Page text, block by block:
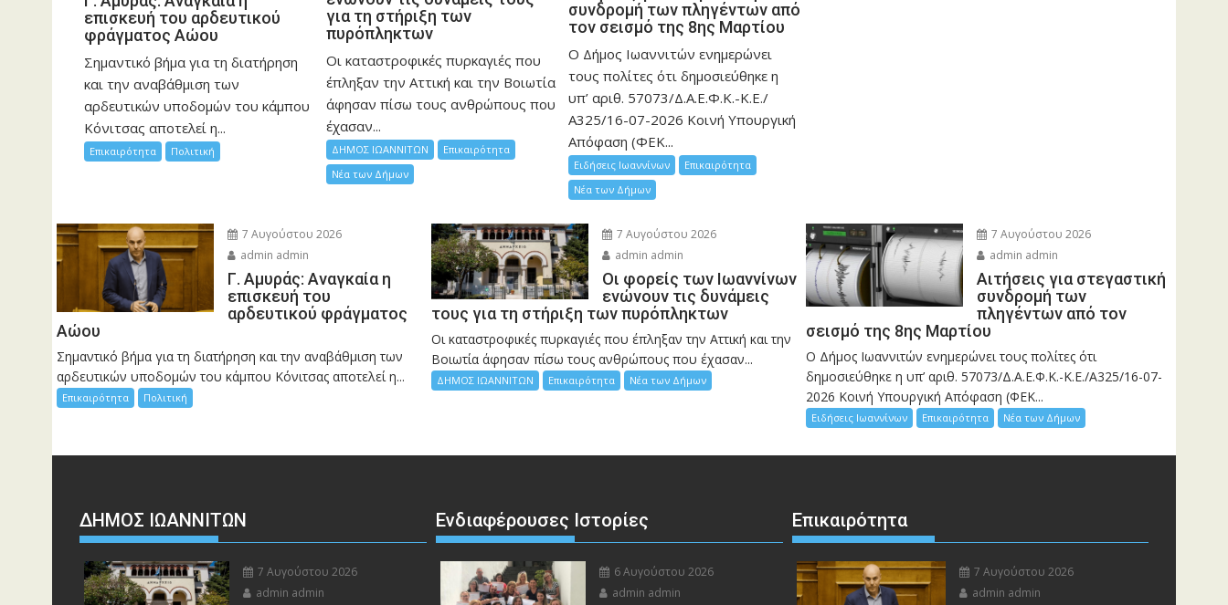
επισκευή του αρδευτικού
φράγματος Αώου
Σημαντικό βήμα για τη διατήρηση
και την αναβάθμιση των
αρδευτικών υποδομών του κάμπου
Κόνιτσας αποτελεί η...
Επικαιρότητα Πολιτική
για τη στήριξη των
πυρόπληκτων
Οι καταστροφικές πυρκαγιές που
έπληξαν την Αττική και την Bοιωτία
άφησαν πίσω τους ανθρώπους που
έχασαν...
ΔΗΜΟΣ ΙΩΑΝΝΙΤΩΝ
Επικαιρότητα
Νέα των Δήμων
συνδρομή των πληγέντων από
τον σεισμό της 8ης Μαρτίου
Ο Δήμος Ιωαννιτών ενημερώνει
τους πολίτες ότι δημοσιεύθηκε η
υπ’ αριθ. 57073/Δ.Α.Ε.Φ.Κ.-Κ.Ε./
Α325/16-07-2026 Κοινή Υπουργική
Απόφαση (ΦΕΚ...
Ειδήσεις Ιωαννίνων
Επικαιρότητα
Νέα των Δήμων
7 Αυγούστου 2026
admin admin
Γ. Αμυράς: Αναγκαία η
επισκευή του
αρδευτικού φράγματος
Αώου
Σημαντικό βήμα για τη διατήρηση και την αναβάθμιση των
αρδευτικών υποδομών του κάμπου Κόνιτσας αποτελεί η...
Επικαιρότητα Πολιτική
7 Αυγούστου 2026
admin admin
Οι φορείς των Ιωαννίνων
ενώνουν τις δυνάμεις
τους για τη στήριξη των πυρόπληκτων
Οι καταστροφικές πυρκαγιές που έπληξαν την Αττική και την
Bοιωτία άφησαν πίσω τους ανθρώπους που έχασαν...
ΔΗΜΟΣ ΙΩΑΝΝΙΤΩΝ Επικαιρότητα Νέα των Δήμων
7 Αυγούστου 2026
admin admin
Αιτήσεις για στεγαστική
συνδρομή των
πληγέντων από τον
σεισμό της 8ης Μαρτίου
Ο Δήμος Ιωαννιτών ενημερώνει τους πολίτες ότι
δημοσιεύθηκε η υπ’ αριθ. 57073/Δ.Α.Ε.Φ.Κ.-Κ.Ε./Α325/16-07-
2026 Κοινή Υπουργική Απόφαση (ΦΕΚ...
Ειδήσεις Ιωαννίνων Επικαιρότητα Νέα των Δήμων
ΔΗΜΟΣ ΙΩΑΝΝΙΤΩΝ
7 Αυγούστου 2026
admin admin
Ενδιαφέρουσες Ιστορίες
6 Αυγούστου 2026
admin admin
Επικαιρότητα
7 Αυγούστου 2026
admin admin